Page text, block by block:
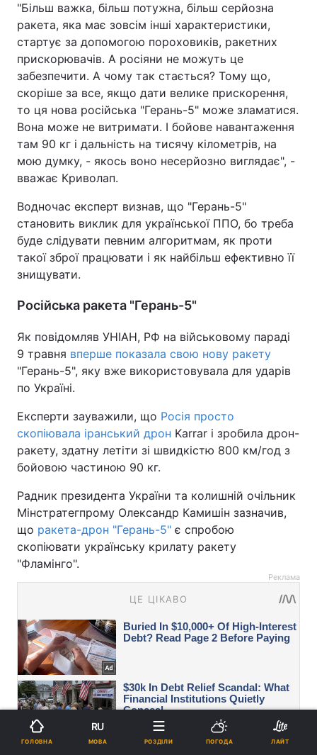
"Більш важка, більш потужна, більш серйозна
ракета, яка має зовсім інші характеристики,
стартує за допомогою пороховиків, ракетних
прискорювачів. А росіяни не можуть це
забезпечити. А чому так стається? Тому що,
скоріше за все, якщо дати велике прискорення,
то ця нова російська "Герань-5" може зламатися.
Вона може не витримати. І бойове навантаження
там 90 кг і дальність на тисячу кілометрів, на
мою думку, - якось воно несерйозно виглядає", -
вважає Криволап.
Водночас експерт визнав, що "Герань-5"
становить виклик для української ППО, бо треба
буде слідувати певним алгоритмам, як проти
такої зброї працювати і як найбільш ефективно її
знищувати.
Російська ракета "Герань-5"
Як повідомляв УНІАН, РФ на військовому параді
9 травня вперше показала свою нову ракету
"Герань-5", яку вже використовувала для ударів
по Україні.
Експерти зауважили, що Росія просто
скопіювала іранський дрон Karrar і зробила дрон-
ракету, здатну летіти зі швидкістю 800 км/год з
бойовою частиною 90 кг.
Радник президента України та колишній очільник
Мінстратегпрому Олександр Камишін зазначив,
що ракета-дрон "Герань-5" є спробою
скопіювати українську крилату ракету
"Фламінго".
Реклама
ГОЛОВНА
RU
МОВА РОЗДІЛИ ПОГОДА ЛАЙТ